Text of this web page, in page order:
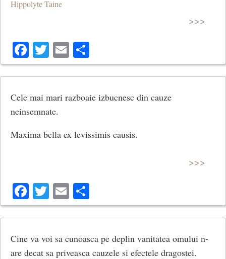
Hippolyte Taine
>>>
Facebook
Twitter
Email
Cele mai mari razboaie izbucnesc din cauze
neinsemnate.
Maxima bella ex levissimis causis.
>>>
Facebook
Twitter
Email
Cine va voi sa cunoasca pe deplin vanitatea omului n-
are decat sa priveasca cauzele si efectele dragostei.